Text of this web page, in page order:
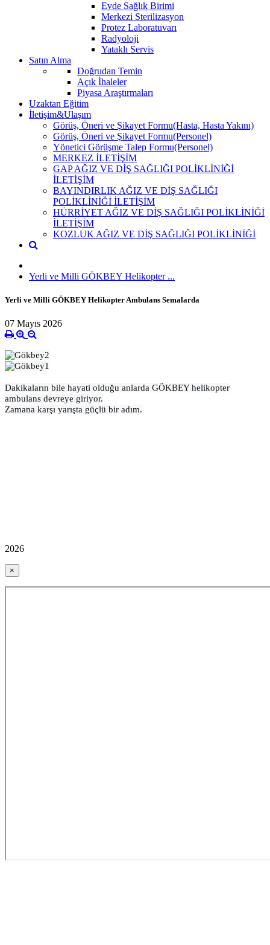
Evde Sağlık Birimi
Merkezi Sterilizasyon
Protez Laboratuvarı
Radyoloji
Yataklı Servis
Satın Alma
Doğrudan Temin
Açık İhaleler
Piyasa Araştırmaları
Uzaktan Eğitim
İletişim&Ulaşım
Görüş, Öneri ve Şikayet Formu(Hasta, Hasta Yakını)
Görüş, Öneri ve Şikayet Formu(Personel)
Yönetici Görüşme Talep Formu(Personel)
MERKEZ İLETİŞİM
GAP AĞIZ VE DİŞ SAĞLIĞI POLİKLİNİĞİ
İLETİŞİM
BAYINDIRLIK AĞIZ VE DİŞ SAĞLIĞI
POLİKLİNİĞİ İLETİŞİM
HÜRRİYET AĞIZ VE DİŞ SAĞLIĞI POLİKLİNİĞİ
İLETİŞİM
KOZLUK AĞIZ VE DİŞ SAĞLIĞI POLİKLİNİĞİ
Yerli ve Milli GÖKBEY Helikopter ...
Yerli ve Milli GÖKBEY Helikopter Ambulans Semalarda
07 Mayıs 2026
Dakikaların bile hayati olduğu anlarda GÖKBEY helikopter
ambulans devreye giriyor.
Zamana karşı yarışta güçlü bir adım.
2026
×